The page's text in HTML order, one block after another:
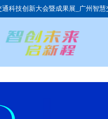
科技创新大会暨成果展_广州智
展会介绍
同期会议
参观时间